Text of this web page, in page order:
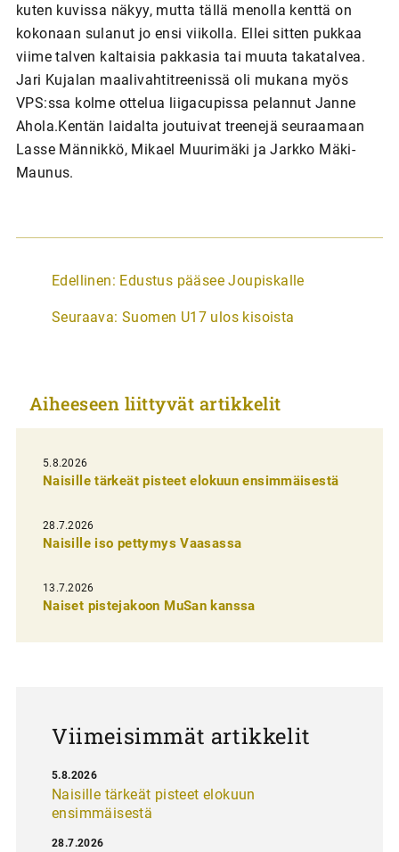
kuten kuvissa näkyy, mutta tällä menolla kenttä on
kokonaan sulanut jo ensi viikolla. Ellei sitten pukkaa
viime talven kaltaisia pakkasia tai muuta takatalvea.
Jari Kujalan maalivahtitreenissä oli mukana myös
VPS:ssa kolme ottelua liigacupissa pelannut Janne
Ahola.Kentän laidalta joutuivat treenejä seuraamaan
Lasse Männikkö, Mikael Muurimäki ja Jarkko Mäki-
Maunus.
A
t
k
e
l
i
e
n
e
Edellinen: Edustus pääsee Joupiskalle
Seuraava: Suomen U17 ulos kisoista
Aiheeseen liittyvät artikkelit
5.8.2026
Naisille tärkeät pisteet elokuun ensimmäisestä
28.7.2026
Naisille iso pettymys Vaasassa
13.7.2026
Naiset pistejakoon MuSan kanssa
Viimeisimmät artikkelit
Naisille tärkeät pisteet elokuun
ensimmäisestä
5.8.2026
28.7.2026